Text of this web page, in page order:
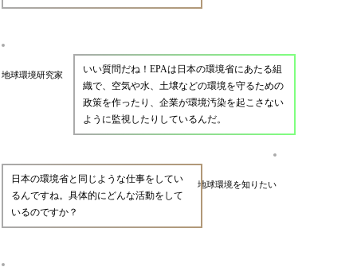
地球環境研究家
いい質問だね！EPAは日本の環境省にあたる組
織で、空気や水、土壌などの環境を守るための
政策を作ったり、企業が環境汚染を起こさない
ように監視したりしているんだ。
地球環境を知りたい
日本の環境省と同じような仕事をしてい
るんですね。具体的にどんな活動をして
いるのですか？